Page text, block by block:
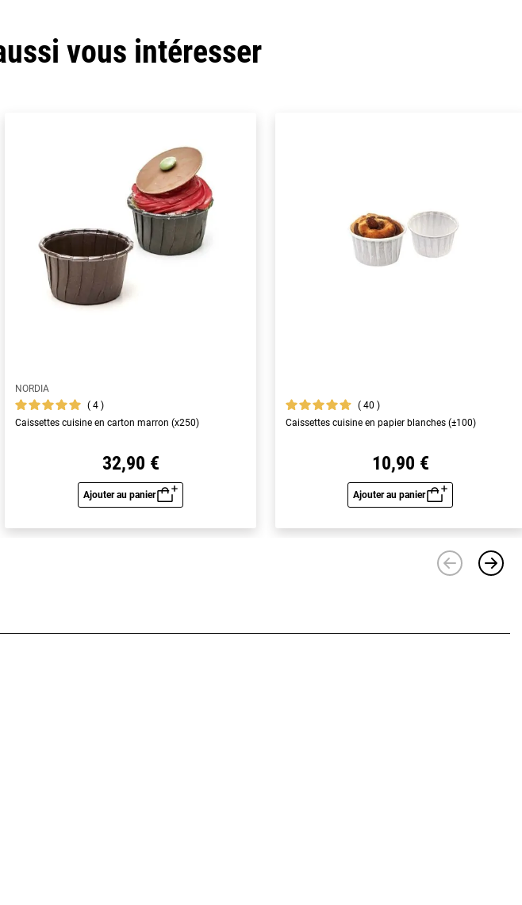
vous intéresser
NORDIA
4
Caissettes cuisine en carton marron (x250)
32,90 €
Ajouter au panier
Aperçu rapide
40
Caissettes cuisine en papier blanches (±100)
10,90 €
Ajouter au panier
Aperçu rapide